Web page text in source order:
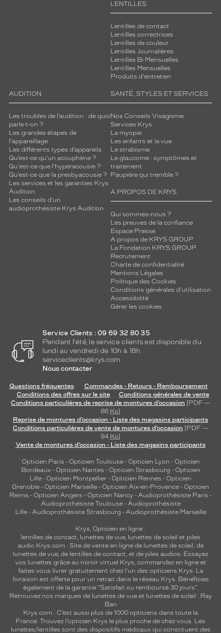
LENTILLES
Lentilles de contact
Lentilles correctrices
Lentilles de couleur
Lentilles Journalières
Lentilles Bi Mensuelles
Lentilles Mensuelles
Produits d'entretien
AUDITION
Les troubles de l’audition : de quoi
parle-t-on ?
Les grandes étapes de
l'appareillage
Les différents types d’appareils
Qu’est-ce qu'un acouphène ?
Qu'est-ce que l'hyperacousie ?
Qu’est-ce que la presbyacousie ?
Les services et les garanties Krys
Audition
Les conseils d'un
audioprothésiste Krys Audition
SANTÉ, STYLES ET SERVICES
Nos Conseils Visagisme
Services Krys
La myopie
Les enfants et la vue
Le strabisme
Le glaucome : symptômes et
traitement
Paupière qui tremble ?
A PROPOS DE KRYS
Qui sommes-nous ?
Les preuves de la confiance
Espace Presse
A propos de KRYS GROUP
La Fondation KRYS GROUP
Recrutement
Charte de confidentialité
Mentions Légales
Politique des Cookies
Conditions générales d'utilisation
Accessibilité
Gérer les cookies
Service Clients : 09 69 32 80 35
Pendant l'été, le service clients est disponible du
lundi au vendredi de 10h à 18h.
serviceclients@krys.com
Nous contacter
Questions fréquentes
Commandes - Retours - Remboursement
Conditions des offres sur le site
Conditions générales de vente
Conditions particulières de reprise de montures d’occasion [PDF —
86 Ko]
Reprise de montures d’occasion - Liste des magasins participants
Conditions particulières de vente de montures d’occasion [PDF —
94 Ko]
Vente de montures d’occasion - Liste des magasins participants
Opticien Paris - Opticien Toulouse- Opticien Lyon - Opticien
Bordeaux- Opticien Nantes - Opticien Strasbourg - Opticien
Lille - Opticien Montpellier - Opticien Rennes - Opticien
Grenoble - Opticien Marseille - Opticien Aix-en-Provence - Opticien
Reims - Opticien Angers - Opticien Nancy - Audioprothésiste Paris -
Audioprothésiste Toulouse- Audioprothésiste
Lille- Audioprothésiste Strasbourg - Audioprothésiste Marseille
Krys, Opticien en ligne :
lentilles de contact, lunettes de vue, lunettes de soleil et piles
audio Krys.com : Site de vente en ligne de lunettes de soleil, de
lunettes de vue, de lentilles de contact, et de piles audios. Essayez
vos lunettes grâce au miroir virtuel Krys, commandez en ligne et
faites vous livrer gratuitement chez l'un des opticiens Krys. La
livraison est offerte pour un retrait dans le réseau Krys. Bénéficiez
également de la garantie "Satisfait ou remboursé 30 jours".
Retrouvez nos marques de lunettes de vue et lunettes de soleil : Ray
Ban
Krys.com : C’est aussi plus de 1000 opticiens dans toute la
France. Trouvez l’opticien Krys le plus proche de chez vous. Les
lunettes/lentilles sont des dispositifs médicaux qui constituent des